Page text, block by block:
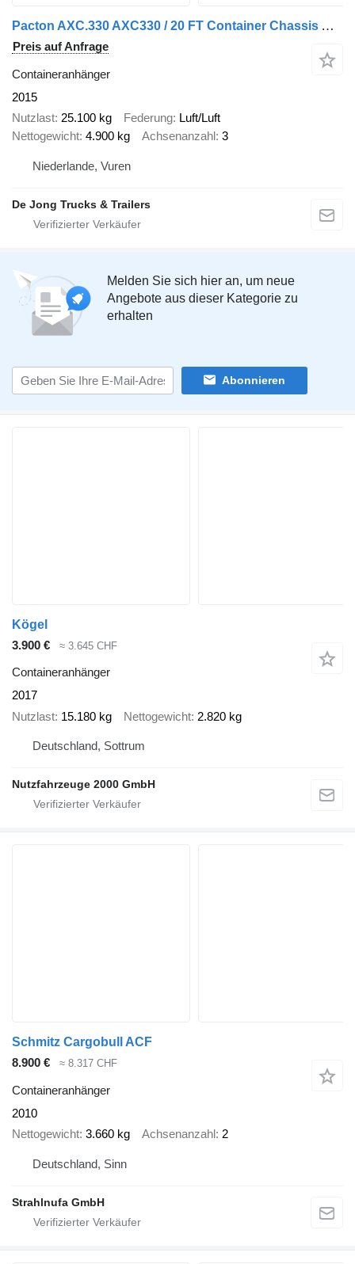
Pacton AXC.330 AXC330 / 20 FT Container Chassis Aanhanger / BPW + Drum
Preis auf Anfrage
Containeranhänger
2015
Nutzlast 25.100 kg Federung Luft/Luft
Nettogewicht 4.900 kg Achsenanzahl 3
Niederlande, Vuren
De Jong Trucks & Trailers
Melden Sie sich hier an, um neue
Angebote aus dieser Kategorie zu
erhalten
Abonnieren
Kögel
3.900 €
≈ 3.645 CHF
Containeranhänger
2017
Nutzlast 15.180 kg Nettogewicht 2.820 kg
Deutschland, Sottrum
Nutzfahrzeuge 2000 GmbH
Schmitz Cargobull ACF
8.900 €
≈ 8.317 CHF
Containeranhänger
2010
Nettogewicht 3.660 kg Achsenanzahl 2
Deutschland, Sinn
Strahlnufa GmbH